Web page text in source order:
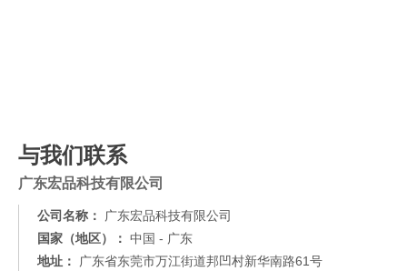
与我们联系
广东宏品科技有限公司
公司名称：
广东宏品科技有限公司
国家（地区）： 中国 - 广东
地址：
广东省东莞市万江街道邦凹村新华南路61号